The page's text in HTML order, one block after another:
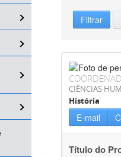
Filtrar
CIÊNCIAS
História
E-mail
Título do